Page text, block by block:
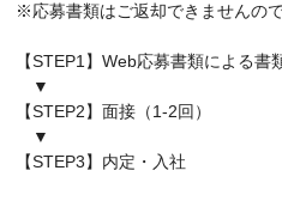
※応募書類はご返却できませんの
【STEP1】Web応募書類による書
▼
【STEP2】面接（1-2回）
▼
【STEP3】内定・入社